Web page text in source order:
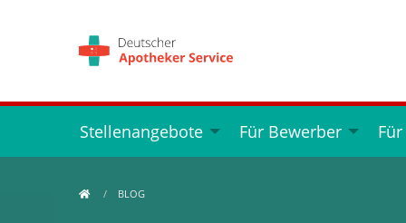
Stellenangebote Für Bewerber
BLOG